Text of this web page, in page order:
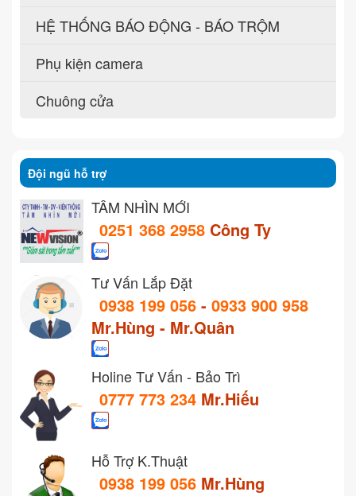
HỆ THỐNG BÁO ĐỘNG - BÁO TRỘM
Phụ kiện camera
Chuông cửa
Đội ngũ hỗ trợ
TẦM NHÌN MỚI
0251 368 2958 Công Ty
Tư Vấn Lắp Đặt
0938 199 056 - 0933 900 958
Mr.Hùng - Mr.Quân
Holine Tư Vấn - Bảo Trì
0777 773 234 Mr.Hiếu
Hỗ Trợ K.Thuật
0938 199 056 Mr.Hùng